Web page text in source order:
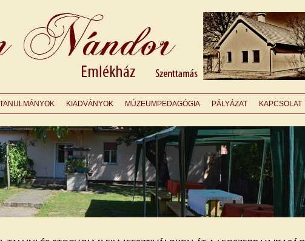
TANULMÁNYOK KIADVÁNYOK MÚZEUMPEDAGÓGIA PÁLYÁZAT KAPCSOLAT